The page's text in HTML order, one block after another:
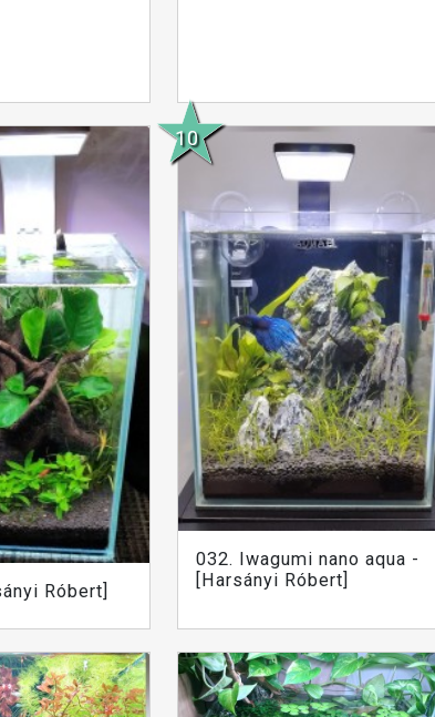
Róbert]
032. Iwagumi nano aqua -
[Harsányi Róbert]